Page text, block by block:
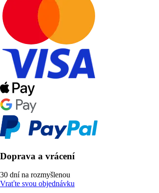
Doprava a vrácení
30 dní na rozmyšlenou
Vraťte svou objednávku